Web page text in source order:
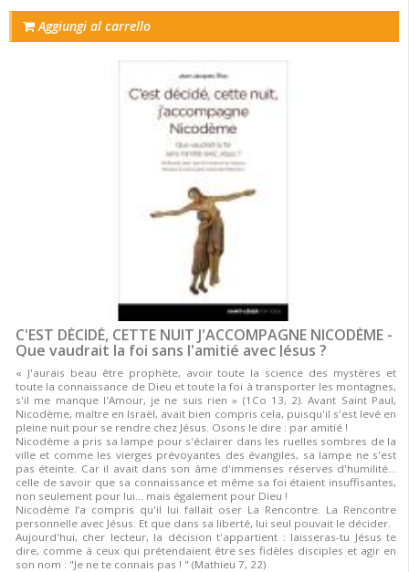
Aggiungi al carrello
C'EST DÉCIDÉ, CETTE NUIT J'ACCOMPAGNE NICODÈME -
Que vaudrait la foi sans l'amitié avec Jésus ?
« J'aurais beau être prophète, avoir toute la science des mystères et
toute la connaissance de Dieu et toute la foi à transporter les montagnes,
s'il me manque l'Amour, je ne suis rien » (1Co 13, 2). Avant Saint Paul,
Nicodème, maître en Israël, avait bien compris cela, puisqu'il s'est levé en
pleine nuit pour se rendre chez Jésus. Osons le dire : par amitié !
Nicodème a pris sa lampe pour s'éclairer dans les ruelles sombres de la
ville et comme les vierges prévoyantes des évangiles, sa lampe ne s'est
pas éteinte. Car il avait dans son âme d'immenses réserves d'humilité...
celle de savoir que sa connaissance et même sa foi étaient insuffisantes,
non seulement pour lui... mais également pour Dieu !
Nicodème l’a compris qu'il lui fallait oser La Rencontre. La Rencontre
personnelle avec Jésus. Et que dans sa liberté, lui seul pouvait le décider.
Aujourd'hui, cher lecteur, la décision t'appartient : laisseras-tu Jésus te
dire, comme à ceux qui prétendaient être ses fidèles disciples et agir en
son nom : "Je ne te connais pas ! " (Mathieu 7, 22)